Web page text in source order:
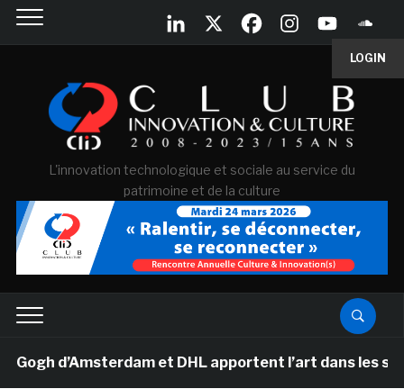
LOGIN
L'innovation technologique et sociale au service du
patrimoine et de la culture
d’Amsterdam et DHL apportent l’art dans les